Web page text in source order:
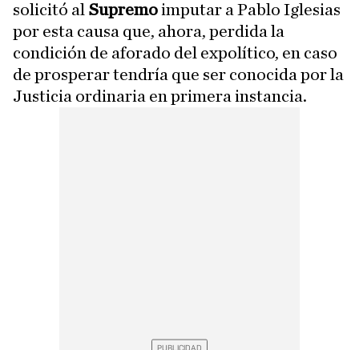
solicitó al Supremoimputar a Pablo Iglesias
por esta causa que, ahora, perdida la
condición de aforado del expolítico, en caso
de prosperar tendría que ser conocida por la
Justicia ordinaria en primera instancia.